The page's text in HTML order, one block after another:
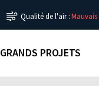
Qualité de l'air :Mauvais
GRANDS PROJETS